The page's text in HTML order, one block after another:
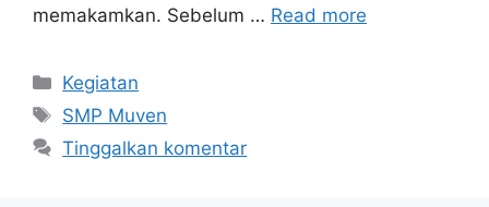
memakamkan. Sebelum … Read more
Kategori
Kegiatan
Tag
SMP Muven
Tinggalkan komentar